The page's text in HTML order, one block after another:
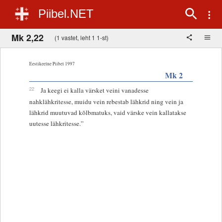
Piibel.NET
Mk 2,22 (1 vastet, leht 1 1-st)
Eestikeelne Piibel 1997
Mk 2
22
Ja keegi ei kalla värsket veini vanadesse
nahklähkritesse, muidu vein rebestab lähkrid ning vein ja
lähkrid muutuvad kõlbmatuks, vaid värske vein kallatakse
uutesse lähkritesse.”